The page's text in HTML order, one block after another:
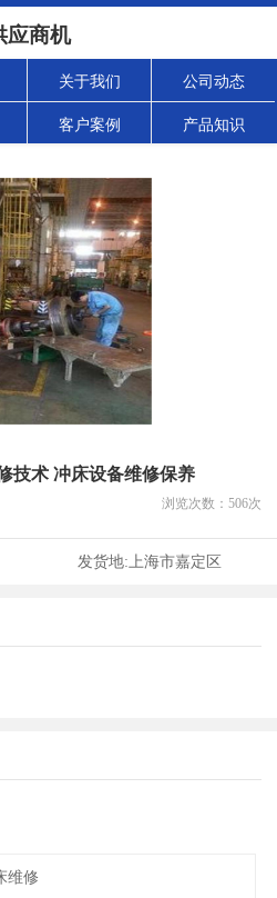
应商机
关于我们 公司动态
客户案例 产品知识
技术 冲床设备维修保养
浏览次数： 506次
发货地: 上海市嘉定区
维修